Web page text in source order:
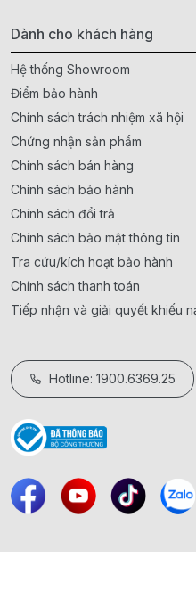
Dành cho khách hàng
Hệ thống Showroom
Điểm bảo hành
Chính sách trách nhiệm xã hội
Chứng nhận sản phẩm
Chính sách bán hàng
Chính sách bảo hành
Chính sách đổi trả
Chính sách bảo mật thông tin
Tra cứu/kích hoạt bảo hành
Chính sách thanh toán
Tiếp nhận và giải quyết khiếu
Hotline: 1900.6369.25